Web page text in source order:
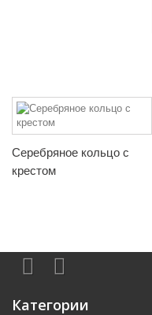
Серебряное кольцо с
крестом
Категории